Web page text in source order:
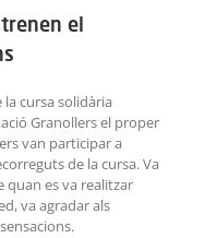
el
cursa solidària
Granollers el proper
van participar a
de la cursa. Va
quan es va realitzar
va agradar als